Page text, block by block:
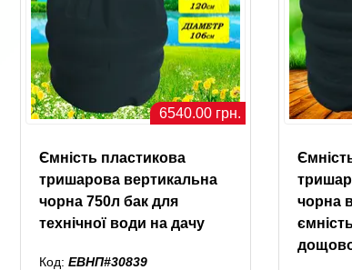
6540.00 грн.
Ємність пластикова
тришарова вертикальна
чорна 750л бак для
технічної води на дачу
Код: ЕВНП#30839
чорна